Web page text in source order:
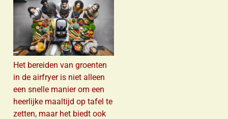
Het bereiden van groenten
in de airfryer is niet alleen
een snelle manier om een
heerlijke maaltijd op tafel te
zetten, maar het biedt ook